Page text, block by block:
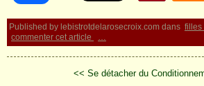
Published by lebistrotdelarosecroix.com dans filles
commenter cet article
…
<< Se détacher du